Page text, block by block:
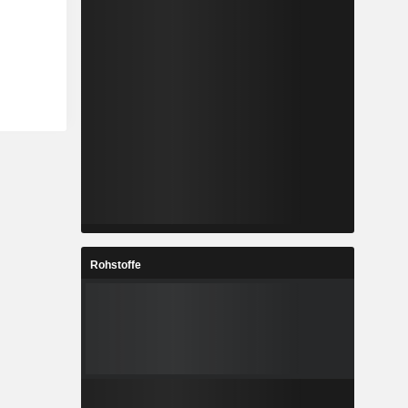
Rohstoffe